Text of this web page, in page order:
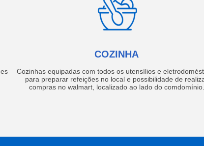
COZINHA
Cozinhas equipadas com todos os utensílios e
para preparar refeições no local e possibilidade de
compras no walmart, localizado ao lado do comdomínio.